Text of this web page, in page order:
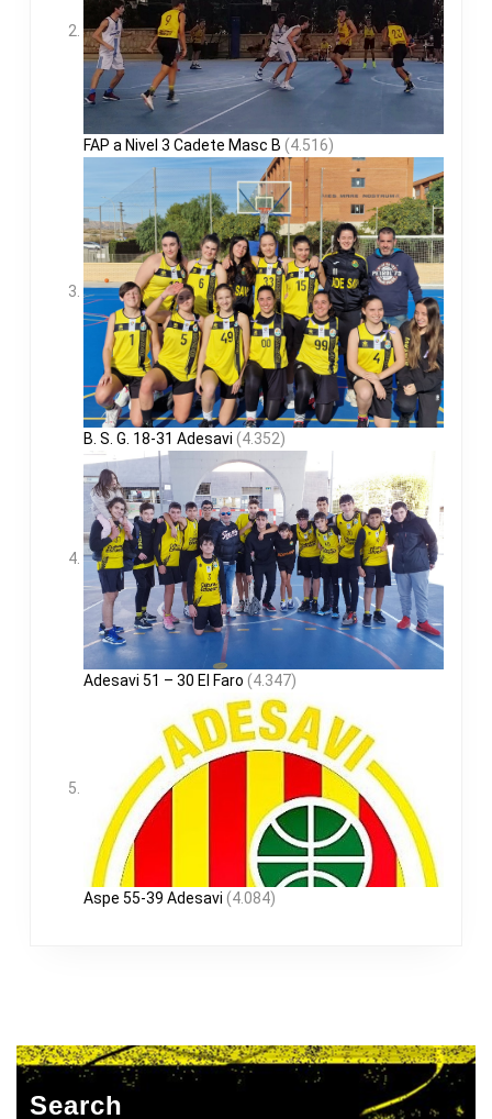
FAP a Nivel 3 Cadete Masc B (4.516)
B. S. G. 18-31 Adesavi (4.352)
Adesavi 51 – 30 El Faro (4.347)
Aspe 55-39 Adesavi (4.084)
Search